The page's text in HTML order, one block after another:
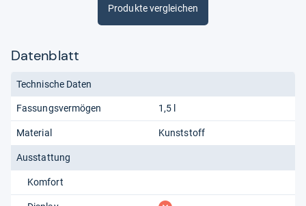
Produkte vergleichen
Datenblatt
Technische Daten
Fassungsvermögen 1,5 l
Material Kunststoff
Ausstattung
Komfort